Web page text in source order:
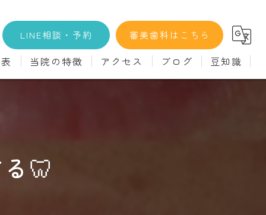
LINE相談・予約 審美歯科はこちら
当院の特徴 アクセス ブログ 豆知識
🦷